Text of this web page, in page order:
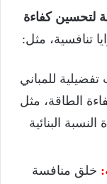
لتحسين كفاءة
تنافسية، مثل:
للمباني
الطاقة، مثل
البنائية
خلق منافسة